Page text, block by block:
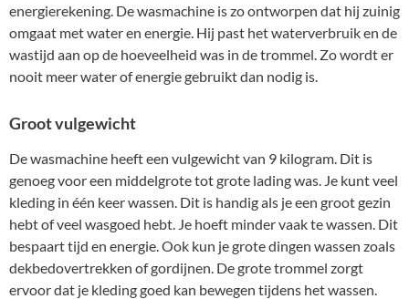
energierekening. De wasmachine is zo ontworpen dat hij zuinig
omgaat met water en energie. Hij past het waterverbruik en de
wastijd aan op de hoeveelheid was in de trommel. Zo wordt er
nooit meer water of energie gebruikt dan nodig is.
Groot vulgewicht
De wasmachine heeft een vulgewicht van 9 kilogram. Dit is
genoeg voor een middelgrote tot grote lading was. Je kunt veel
kleding in één keer wassen. Dit is handig als je een groot gezin
hebt of veel wasgoed hebt. Je hoeft minder vaak te wassen. Dit
bespaart tijd en energie. Ook kun je grote dingen wassen zoals
dekbedovertrekken of gordijnen. De grote trommel zorgt
ervoor dat je kleding goed kan bewegen tijdens het wassen.